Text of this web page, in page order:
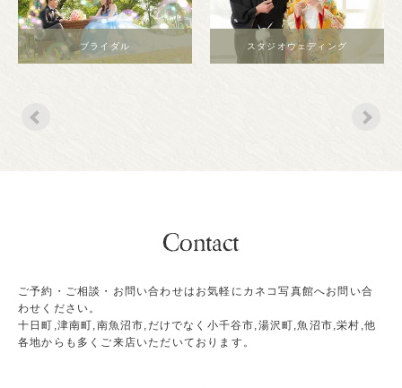
ブライダル スタジオウェディング
ご予約・ご相談・お問い合わせはお気軽にカネコ写真館へお問い合
わせください。
十日町,津南町,南魚沼市,だけでなく小千谷市,湯沢町,魚沼市,栄村,他
各地からも多くご来店いただいております。